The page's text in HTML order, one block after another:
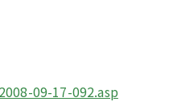
09-17-092.asp